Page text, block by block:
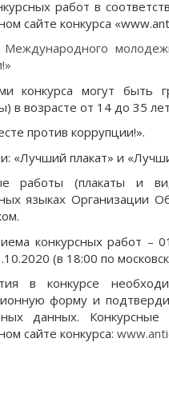
работ в
сайте конкурса
конкурса могут быть
в возрасте от 14 до 35
против коррупции!».
«Лучший плакат» и
работы (плакаты и
языках Организации
конкурсных работ –
(в 18:00 по
в конкурсе
форму и
данных.
сайте конкурса: